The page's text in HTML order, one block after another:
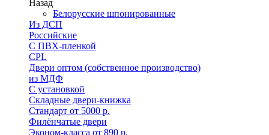
Назад
Белорусские шпонированные
Из ДСП
Российские
C ПВХ-пленкой
CPL
Двери оптом (собственное производство)
из МДФ
С установкой
Складные двери-книжка
Стандарт от 5000 р.
Филёнчатые двери
Эконом-класса от 890 р.